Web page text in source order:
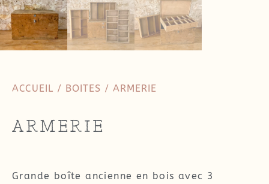
ACCUEIL / BOITES / ARMERIE
ARMERIE
Grande boîte ancienne en bois avec 3